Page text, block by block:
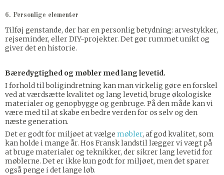
6. Personlige elementer
Tilføj genstande, der har en personlig betydning: arvestykker,
rejseminder, eller DIY-projekter. Det gør rummet unikt og
giver det en historie.
Bæredygtighed og møbler med lang levetid.
I forhold til boligindretning kan man virkelig gøre en forskel
ved at værdsætte kvalitet og lang levetid, bruge økologiske
materialer og genopbygge og genbruge. På den måde kan vi
være med til at skabe en bedre verden for os selv og den
næste generation.
Det er godt for miljøet at vælge møbler, af god kvalitet, som
kan holde i mange år. Hos Fransk landstil lægger vi vægt på
at bruge materialer og teknikker, der sikrer lang levetid for
møblerne. Det er ikke kun godt for miljøet, men det sparer
også penge i det lange løb.